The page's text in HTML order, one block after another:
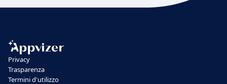
Privacy
Trasparenza
Termini d'utilizzo